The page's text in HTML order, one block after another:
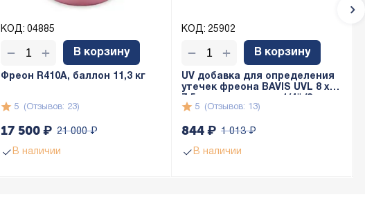
КОД: 04885
Фреон R410A, баллон 11,3 кг
(Отзывов: 23)
5
В наличии
21 000 ₽
17 500₽
В корзину
+
−
КОД: 25902
UV добавка для определения
утечек фреона BAVIS UVL 8 x
по 7,5мл)(Отзывов: 13)
5
В наличии
1 013 ₽
844₽
В корзину
+
−